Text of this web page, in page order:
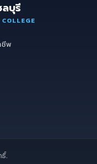
บุรี
ชีพ
ธิ์.